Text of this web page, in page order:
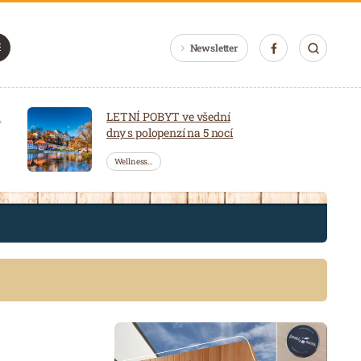
Newsletter
LETNÍ POBYT ve všední
dny s polopenzí na 5 nocí
Wellness…